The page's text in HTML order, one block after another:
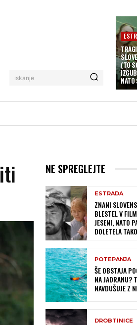
iskanje
(TO
NATO
NE SPREGLEJTE
ESTRADA
ZNANI
BLESTEL V
JESENI, NATO
DOLETELA
POTEPANJA
ŠE OBSTAJA
NA JADRANU?
NAVDUŠUJE Z
DROBTINICE